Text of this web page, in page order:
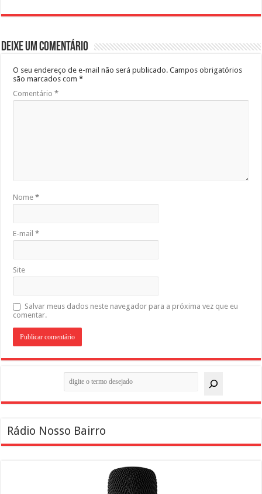
Deixe um comentário
O seu endereço de e-mail não será publicado. Campos obrigatórios
são marcados com*
Comentário*
Nome*
E-mail*
Site
Salvar meus dados neste navegador para a próxima vez que eu
comentar.
Rádio Nosso Bairro